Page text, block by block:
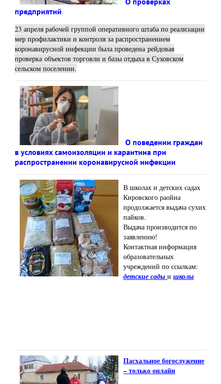
предприятий
23 апреля рабочей группой оперативного штаба по реализации
мер профилактики и контроля за распространением
коронавирусной инфекции была проведена рейдовая
проверка объектов торговли и базы отдыха в Суховском
сельском поселении.
О поведении граждан
в условиях самоизоляции и карантина при
распространении коронавирусной инфекции
В школах и детских садах
Кировского раойна
продолжается выдача сухих
пайков.
Выдача производится по
заявлению!
Контактная информация
образовательных
учреждений по ссылкам:
детские сады и школы
Пасхальное богослужение
– только онлайн